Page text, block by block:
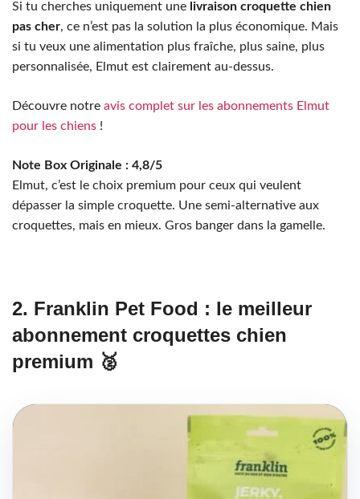
Si tu cherches uniquement une livraison croquette chien
pas cher, ce n’est pas la solution la plus économique. Mais
si tu veux une alimentation plus fraîche, plus saine, plus
personnalisée, Elmut est clairement au-dessus.
Découvre notre avis complet sur les abonnements Elmut
pour les chiens !
Note Box Originale : 4,8/5
Elmut, c’est le choix premium pour ceux qui veulent
dépasser la simple croquette. Une semi-alternative aux
croquettes, mais en mieux. Gros banger dans la gamelle.
2. Franklin Pet Food : le meilleur
abonnement croquettes chien
premium 🥈